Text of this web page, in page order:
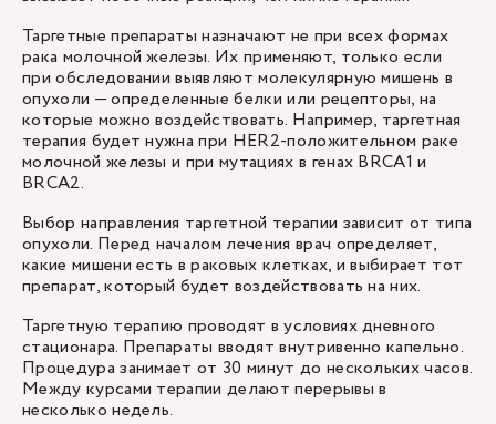
Таргетные препараты назначают не при всех формах
рака молочной железы. Их применяют, только если
при обследовании выявляют молекулярную мишень в
опухоли — определенные белки или рецепторы, на
которые можно воздействовать. Например, таргетная
терапия будет нужна при HER2-положительном раке
молочной железы и при мутациях в генах BRCA1 и
BRCA2.
Выбор направления таргетной терапии зависит от типа
опухоли. Перед началом лечения врач определяет,
какие мишени есть в раковых клетках, и выбирает тот
препарат, который будет воздействовать на них.
Таргетную терапию проводят в условиях дневного
стационара. Препараты вводят внутривенно капельно.
Процедура занимает от 30 минут до нескольких часов.
Между курсами терапии делают перерывы в
несколько недель.